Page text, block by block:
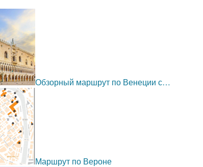
Обзорный маршрут по Венеции с…
Маршрут по Вероне